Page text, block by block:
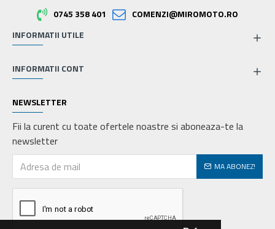
0745 358 401
COMENZI@MIROMOTO.RO
INFORMATII UTILE
INFORMATII CONT
NEWSLETTER
Fii la curent cu toate ofertele noastre si aboneaza-te la
newsletter
MA ABONEZ!